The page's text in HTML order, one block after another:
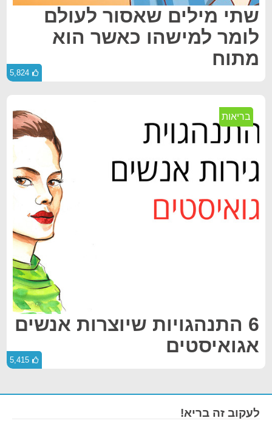
שתי מילים שאסור לעולם
לומר למישהו כאשר הוא
מתוח
5,824
בריאות
6 התנהגויות שיוצרות אנשים
אגואיסטים
5,415
לעקוב זה בריא!